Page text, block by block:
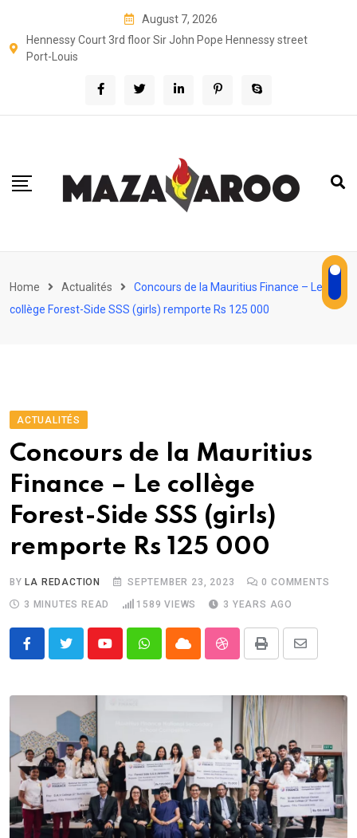
content
August 7, 2026
Hennessy Court 3rd floor Sir John Pope Hennessy street
Port-Louis
Home Actualités
Concours de la Mauritius Finance – Le
collège Forest-Side SSS (girls) remporte Rs 125 000
ACTUALITÉS
Concours de la Mauritius
Finance – Le collège
Forest-Side SSS (girls)
remporte Rs 125 000
BYLA REDACTION SEPTEMBER 23, 2023 0 COMMENTS
3 MINUTES READ
1589 VIEWS 3 YEARS AGO
YoutubeWhatsappCloud StumbleUpon
Print
Share
Email